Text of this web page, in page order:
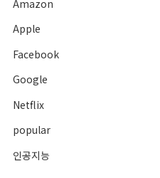
Amazon
Apple
Facebook
Google
Netflix
popular
인공지능